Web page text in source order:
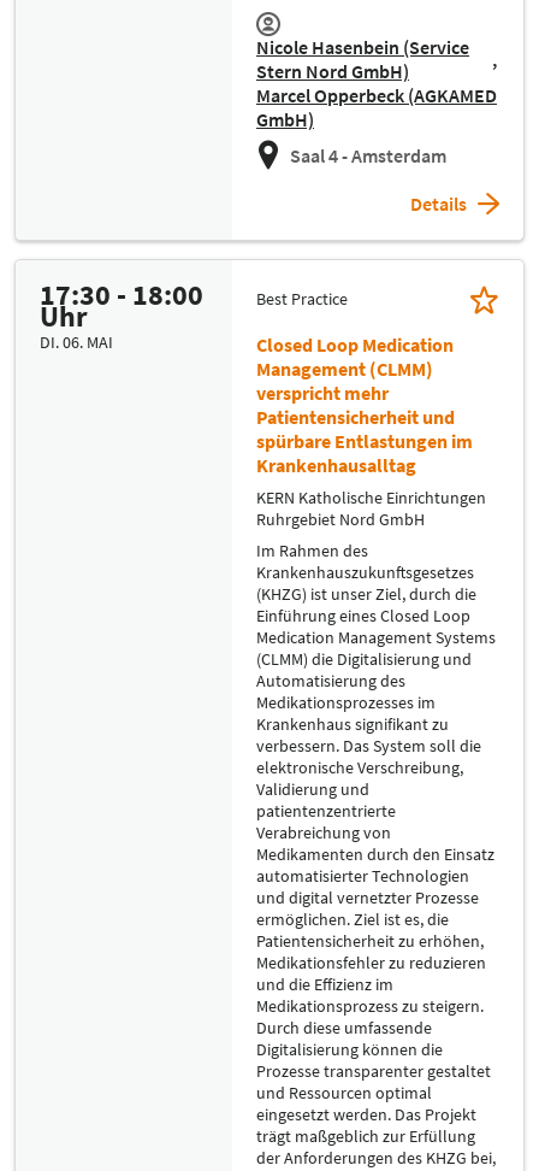
Nicole Hasenbein (Service
Stern Nord GmbH)
Marcel Opperbeck (AGKAMED
GmbH)
Saal 4 - Amsterdam
Details
17:30 - 18:00
Uhr
DI. 06. MAI
Best Practice
Closed Loop Medication
Management (CLMM)
verspricht mehr
Patientensicherheit und
spürbare Entlastungen im
Krankenhausalltag
KERN Katholische Einrichtungen
Ruhrgebiet Nord GmbH
Im Rahmen des
Krankenhauszukunftsgesetzes
(KHZG) ist unser Ziel, durch die
Einführung eines Closed Loop
Medication Management Systems
(CLMM) die Digitalisierung und
Automatisierung des
Medikationsprozesses im
Krankenhaus signifikant zu
verbessern. Das System soll die
elektronische Verschreibung,
Validierung und
patientenzentrierte
Verabreichung von
Medikamenten durch den Einsatz
automatisierter Technologien
und digital vernetzter Prozesse
ermöglichen. Ziel ist es, die
Patientensicherheit zu erhöhen,
Medikationsfehler zu reduzieren
und die Effizienz im
Medikationsprozess zu steigern.
Durch diese umfassende
Digitalisierung können die
Prozesse transparenter gestaltet
und Ressourcen optimal
eingesetzt werden. Das Projekt
trägt maßgeblich zur Erfüllung
der Anforderungen des KHZG bei,